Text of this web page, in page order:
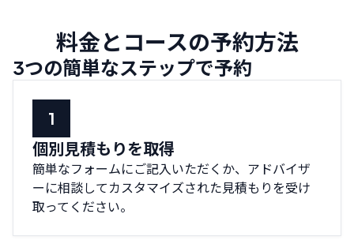
料金とコースの予約方法
3つの簡単なステップで予約
個別見積もりを取得
簡単なフォームにご記入いただくか、アドバイザ
ーに相談してカスタマイズされた見積もりを受け
取ってください。